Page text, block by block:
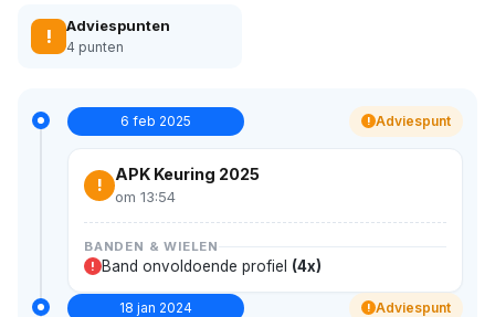
! Adviespunten
4 punten
6 feb 2025 ! Adviespunt
!
APK Keuring 2025
om 13:54
BANDEN & WIELEN
! Band onvoldoende profiel (4x)
18 jan 2024 ! Adviespunt